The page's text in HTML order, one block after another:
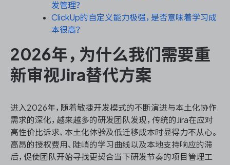
ONES 资讯
发管理？
ClickUp的自定义能力极强，是否意味着学习成
本很高？
2026年，为什么我们需要重
新审视Jira替代方案
进入2026年，随着敏捷开发模式的不断演进与本土化协作
需求的深化，越来越多的研发团队发现，传统的Jira在应对
高性价比诉求、本土化体验及低迁移成本时显得力不从心。
高昂的授权费用、陡峭的学习曲线以及本地支持响应的滞
后，促使团队开始寻找更契合当下研发节奏的项目管理工